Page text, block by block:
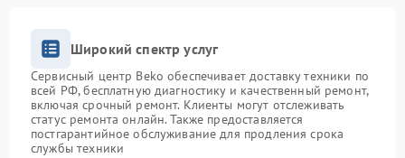
Широкий спектр услуг
Сервисный центр Beko обеспечивает доставку техники по
всей РФ, бесплатную диагностику и качественный ремонт,
включая срочный ремонт. Клиенты могут отслеживать
статус ремонта онлайн. Также предоставляется
постгарантийное обслуживание для продления срока
службы техники